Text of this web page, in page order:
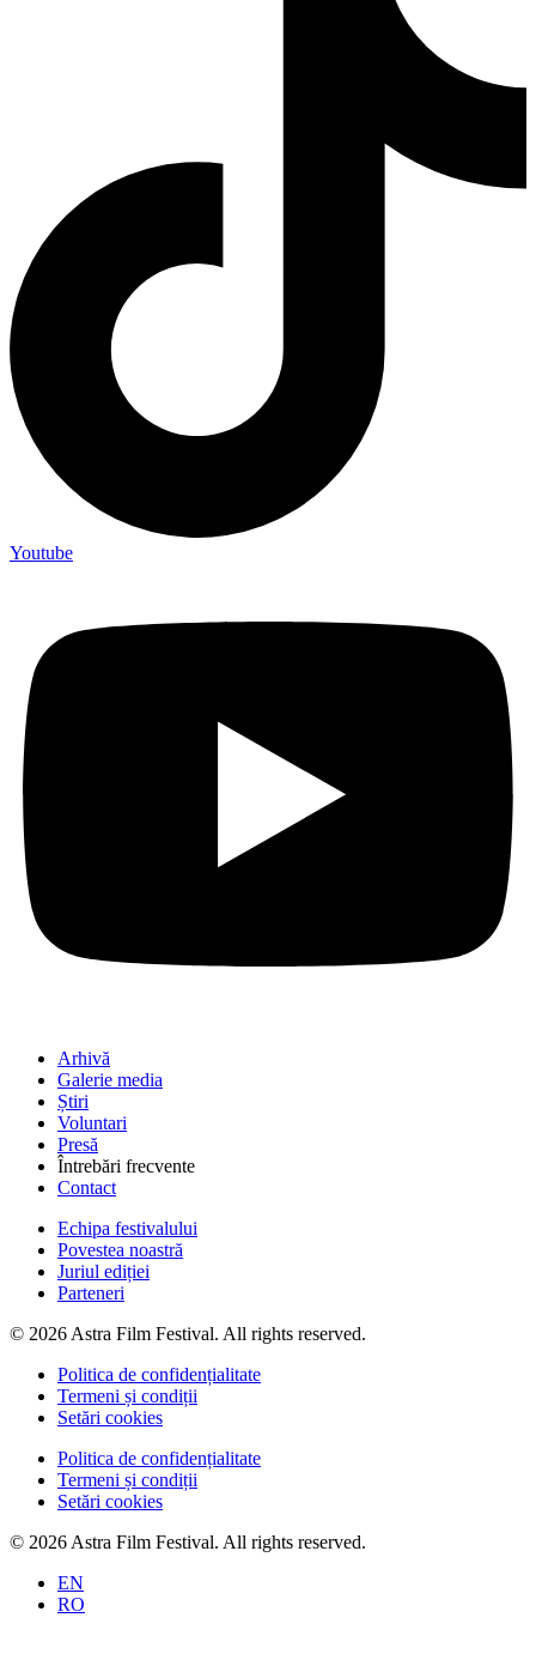
Youtube
Arhivă
Galerie media
Știri
Voluntari
Presă
Întrebări frecvente
Contact
Echipa festivalului
Povestea noastră
Juriul ediției
Parteneri
© 2026 Astra Film Festival. All rights reserved.
Politica de confidențialitate
Termeni și condiții
Setări cookies
Politica de confidențialitate
Termeni și condiții
Setări cookies
© 2026 Astra Film Festival. All rights reserved.
EN
RO